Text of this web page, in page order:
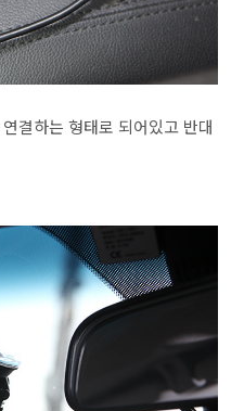
결하는 형태로 되어있고 반대